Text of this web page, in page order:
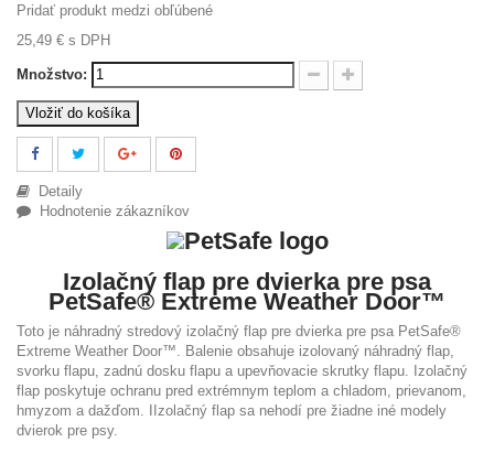
Pridať produkt medzi obľúbené
25,49 € s DPH
Množstvo:
Vložiť do košíka
Detaily
Hodnotenie zákazníkov
Izolačný flap pre dvierka pre psa
PetSafe® Extreme Weather Door™
Toto je náhradný stredový izolačný flap pre dvierka pre psa PetSafe®
Extreme Weather Door™. Balenie obsahuje izolovaný náhradný flap,
svorku flapu, zadnú dosku flapu a upevňovacie skrutky flapu. Izolačný
flap poskytuje ochranu pred extrémnym teplom a chladom, prievanom,
hmyzom a dažďom. IIzolačný flap sa nehodí pre žiadne iné modely
dvierok pre psy.